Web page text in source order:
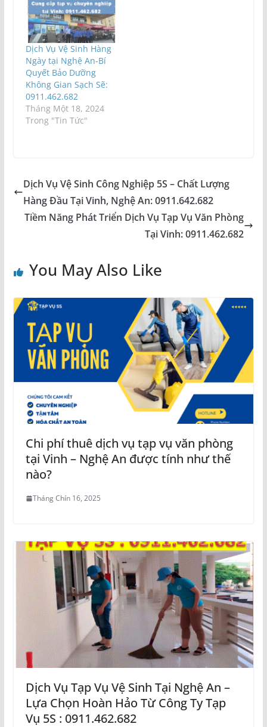
Dịch Vụ Vệ Sinh Hàng
Ngày tại Nghệ An-Bí
Quyết Bảo Dưỡng
Không Gian Sạch Sẽ:
0911.462.682
Tháng Một 18, 2024
Trong "Tin Tức"
Dịch Vụ Vệ Sinh Công Nghiệp 5S – Chất Lượng
Hàng Đầu Tại Vinh, Nghệ An: 0911.642.682
Tiềm Năng Phát Triển Dịch Vụ Tạp Vụ Văn Phòng
Tại Vinh: 0911.462.682
You May Also Like
Chi phí thuê dịch vụ tạp vụ văn phòng
tại Vinh – Nghệ An được tính như thế
nào?
Tháng Chín 16, 2025
Dịch Vụ Tạp Vụ Vệ Sinh Tại Nghệ An –
Lựa Chọn Hoàn Hảo Từ Công Ty Tạp
Vụ 5S : 0911.462.682